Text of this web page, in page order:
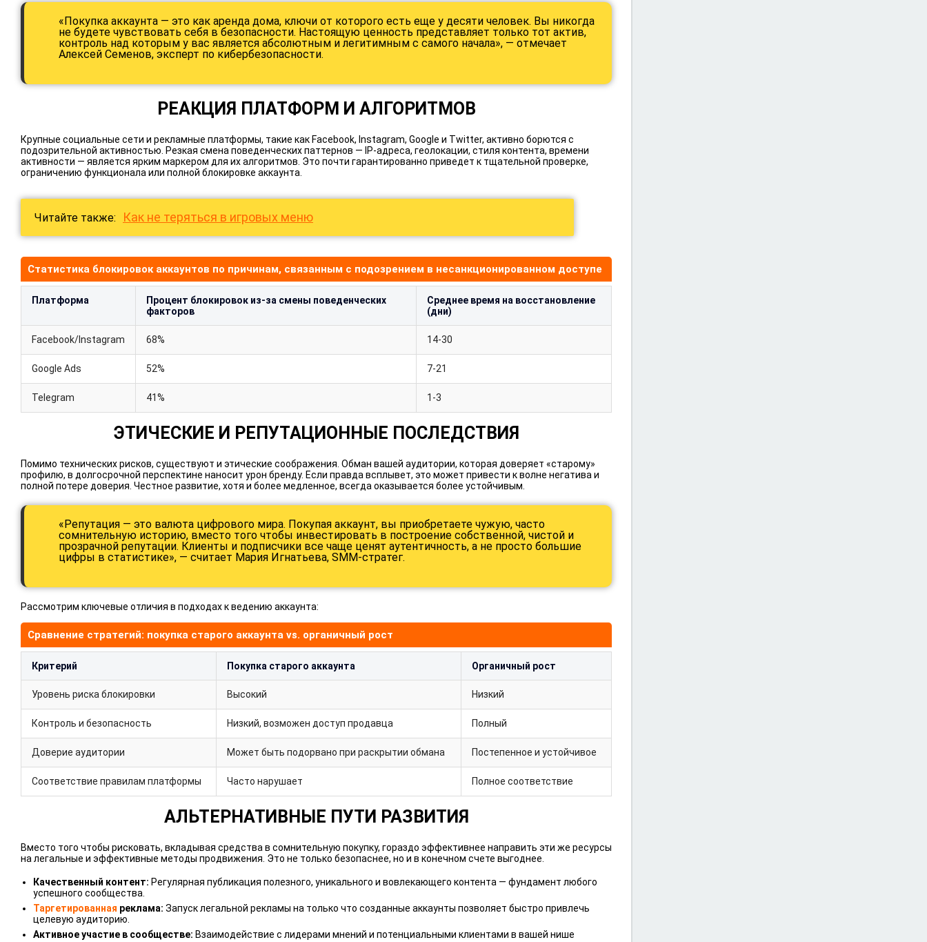
«Покупка аккаунта — это как аренда дома, ключи от которого есть еще у десяти человек. Вы никогда
не будете чувствовать себя в безопасности. Настоящую ценность представляет только тот актив,
контроль над которым у вас является абсолютным и легитимным с самого начала», — отмечает
Алексей Семенов, эксперт по кибербезопасности.
РЕАКЦИЯ ПЛАТФОРМ И АЛГОРИТМОВ
Крупные социальные сети и рекламные платформы, такие как Facebook, Instagram, Google и Twitter, активно борются с
подозрительной активностью. Резкая смена поведенческих паттернов — IP-адреса, геолокации, стиля контента, времени
активности — является ярким маркером для их алгоритмов. Это почти гарантированно приведет к тщательной проверке,
ограничению функционала или полной блокировке аккаунта.
Читайте также: Как не теряться в игровых меню
Статистика блокировок аккаунтов по причинам, связанным с подозрением в несанкционированном доступе
Платформа
Процент блокировок из-за смены поведенческих
факторов
Среднее время на восстановление
(дни)
Facebook/Instagram 68% 14-30
Google Ads 52% 7-21
Telegram 41% 1-3
ЭТИЧЕСКИЕ И РЕПУТАЦИОННЫЕ ПОСЛЕДСТВИЯ
Помимо технических рисков, существуют и этические соображения. Обман вашей аудитории, которая доверяет «старому»
профилю, в долгосрочной перспектине наносит урон бренду. Если правда всплывет, это может привести к волне негатива и
полной потере доверия. Честное развитие, хотя и более медленное, всегда оказывается более устойчивым.
«Репутация — это валюта цифрового мира. Покупая аккаунт, вы приобретаете чужую, часто
сомнительную историю, вместо того чтобы инвестировать в построение собственной, чистой и
прозрачной репутации. Клиенты и подписчики все чаще ценят аутентичность, а не просто большие
цифры в статистике», — считает Мария Игнатьева, SMM-стратег.
Рассмотрим ключевые отличия в подходах к ведению аккаунта:
Сравнение стратегий: покупка старого аккаунта vs. органичный рост
Критерий Покупка старого аккаунта Органичный рост
Уровень риска блокировки Высокий Низкий
Контроль и безопасность Низкий, возможен доступ продавца Полный
Доверие аудитории Может быть подорвано при раскрытии обмана Постепенное и устойчивое
Соответствие правилам платформы Часто нарушает Полное соответствие
АЛЬТЕРНАТИВНЫЕ ПУТИ РАЗВИТИЯ
Вместо того чтобы рисковать, вкладывая средства в сомнительную покупку, гораздо эффективнее направить эти же ресурсы
на легальные и эффективные методы продвижения. Это не только безопаснее, но и в конечном счете выгоднее.
Качественный контент: Регулярная публикация полезного, уникального и вовлекающего контента — фундамент любого
успешного сообщества.
Таргетированная реклама: Запуск легальной рекламы на только что созданные аккаунты позволяет быстро привлечь
целевую аудиторию.
Активное участие в сообществе: Взаимодействие с лидерами мнений и потенциальными клиентами в вашей нише